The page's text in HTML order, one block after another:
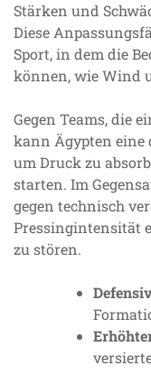
Stärken und
Diese
Sport, in dem die
können, wie Wind
Gegen Teams, die
kann Ägypten eine
um Druck zu
starten. Im
gegen technisch
Pressingintensität
zu stören.